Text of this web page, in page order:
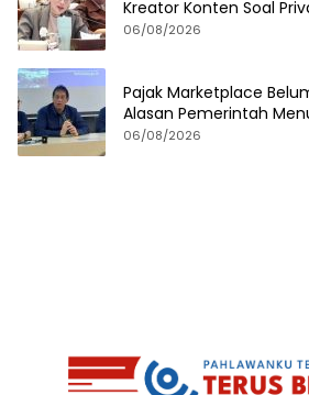
Kreator Konten Soal
06/08/2026
Pajak Marketplace
Alasan Pemerintah
06/08/2026